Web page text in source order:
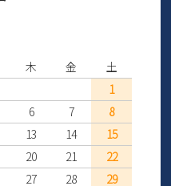
木 金
土
1
6 7
8
13 14
15
20 21
22
27 28
29